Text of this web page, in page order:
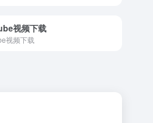
视频下载
视频下载